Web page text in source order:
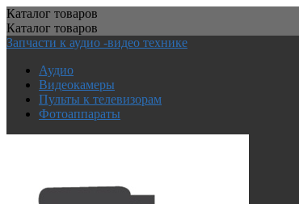
Каталог товаров
Каталог товаров
Запчасти к аудио -видео технике
Аудио
Видеокамеры
Пульты к телевизорам
Фотоаппараты